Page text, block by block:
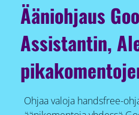
Ääniohjaus
Assistantin,
Ohjaa valoja handsfree-